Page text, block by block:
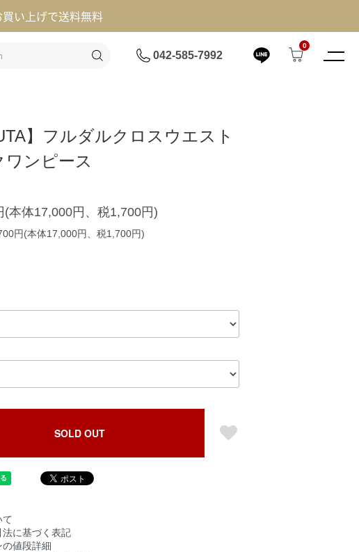
い上げで送料無料
042-585-7992
0
】フルダルクロスウエスト
ワンピース
(本体17,000円、税1,700円)
円(本体17,000円、税1,700円)
SOLD OUT
法に基づく表記
の値段詳細